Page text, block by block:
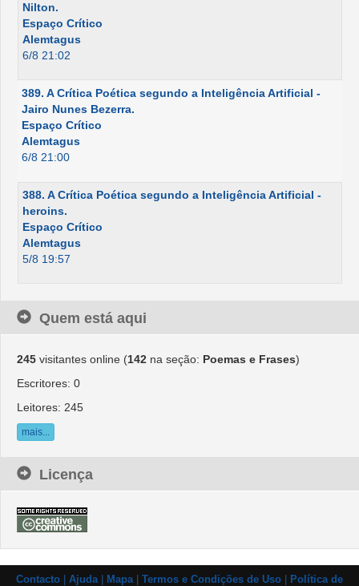
Nilton.
Espaço Crítico
Alemtagus
6/8 21:02
389. A Crítica Poética segundo a Inteligência Artificial -
Jairo Nunes Bezerra.
Espaço Crítico
Alemtagus
6/8 21:00
388. A Crítica Poética segundo a Inteligência Artificial -
heroins.
Espaço Crítico
Alemtagus
5/8 19:57
Quem está aqui
245 visitantes online (142 na seção: Poemas e Frases)
Escritores: 0
Leitores: 245
mais...
Licença
Contacto Ajuda| Mapa| Termos e Condições de Uso Política de